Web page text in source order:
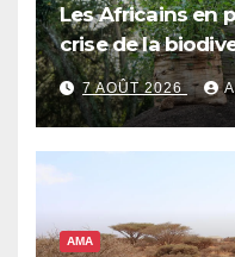
Les Africains en
crise de la
7 AOÛT 2026
AMA